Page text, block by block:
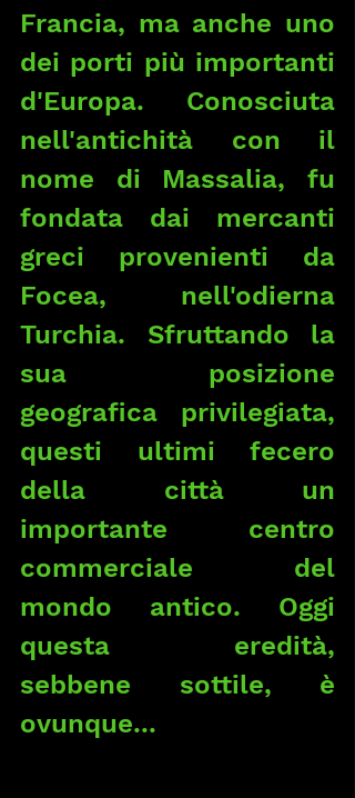
Francia, ma anche uno
dei porti più importanti
d'Europa. Conosciuta
nell'antichità con il
nome di Massalia, fu
fondata dai mercanti
greci provenienti da
Focea, nell'odierna
Turchia. Sfruttando la
sua posizione
geografica privilegiata,
questi ultimi fecero
della città un
importante centro
commerciale del
mondo antico. Oggi
questa eredità,
sebbene sottile, è
ovunque...